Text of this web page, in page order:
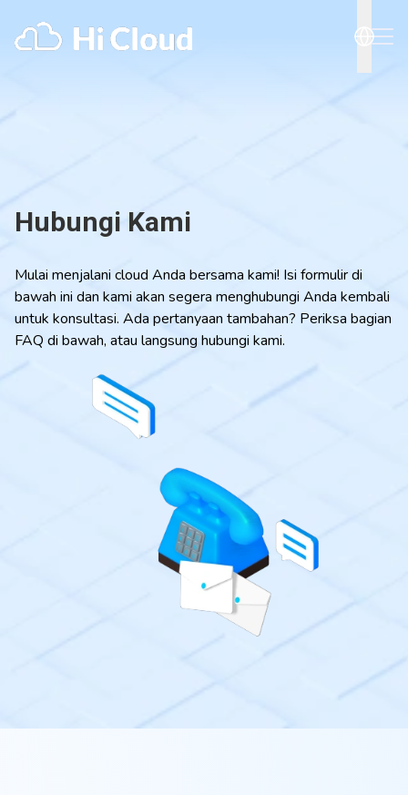
Hubungi Kami
Mulai menjalani cloud Anda bersama kami! Isi formulir di
bawah ini dan kami akan segera menghubungi Anda kembali
untuk konsultasi. Ada pertanyaan tambahan? Periksa bagian
FAQ di bawah, atau langsung hubungi kami.